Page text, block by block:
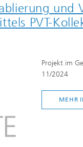
und
PVT-
Projekt im
11/2024
MEHR